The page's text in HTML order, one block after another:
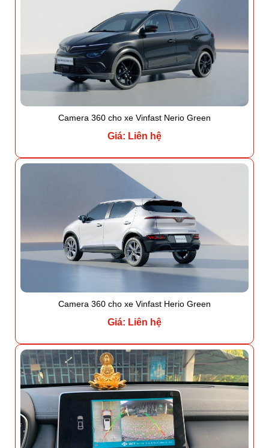
Camera 360 cho xe Vinfast Nerio Green
Giá: Liên hệ
Camera 360 cho xe Vinfast Herio Green
Giá: Liên hệ